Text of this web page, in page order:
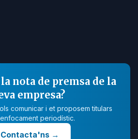
nota de premsa de la
empresa?
comunicar i et proposem titulars
periodístic.
Contacta'ns→